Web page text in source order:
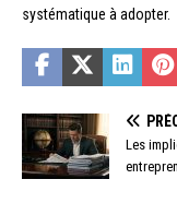
systématique à adopter.
Les